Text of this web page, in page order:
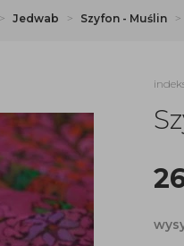
Jedwab Szyfon - Muślin